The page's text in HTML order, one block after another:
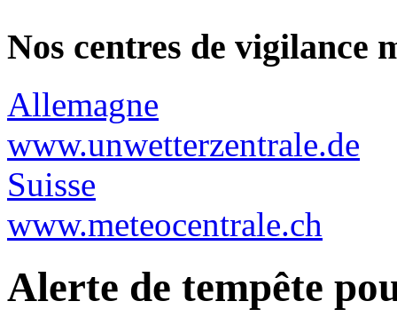
Nos centres de vigilance
Allemagne
www.unwetterzentrale.de
Suisse
www.meteocentrale.ch
Alerte de tempête